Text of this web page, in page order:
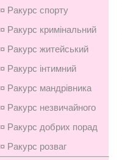
¤ Ракурс спорту
¤ Ракурс кримінальний
¤ Ракурс житейський
¤ Ракурс інтимний
¤ Ракурс мандрівника
¤ Ракурс незвичайного
¤ Ракурс добрих порад
¤ Ракурс розваг